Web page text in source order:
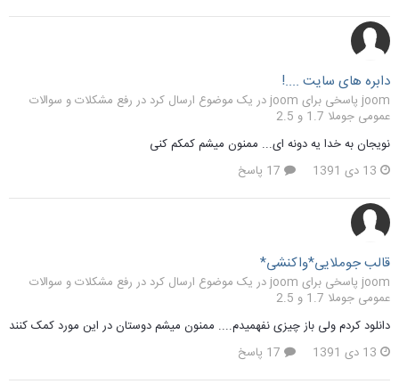
دابره های سایت ....!
joom پاسخی برای joom در یک موضوع ارسال کرد در
رفع مشکلات و سوالات
عمومی جوملا 1.7 و 2.5
نویجان به خدا یه دونه ای... ممنون میشم کمکم کنی
13 دی 1391
قالب جوملایی*واکنشی*
joom پاسخی برای joom در یک موضوع ارسال کرد در
رفع مشکلات و سوالات
عمومی جوملا 1.7 و 2.5
دانلود کردم ولی باز چیزی نفهمیدم.... ممنون میشم دوستان در این مورد کمک کنند
13 دی 1391